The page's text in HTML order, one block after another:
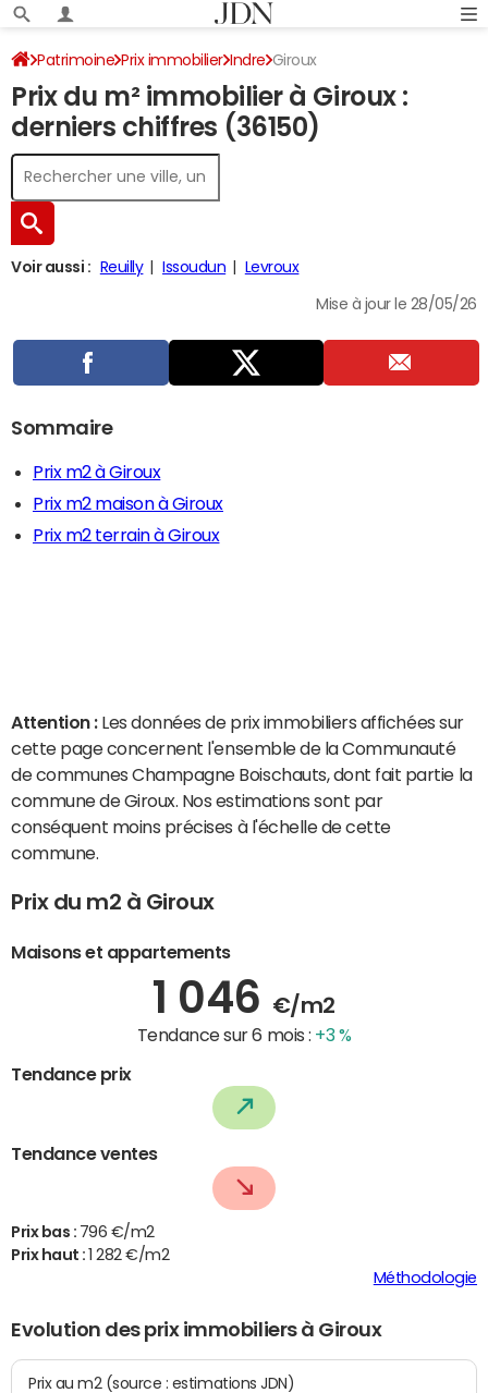
Patrimoine Prix immobilier Indre Giroux
Prix du m² immobilier à Giroux :
derniers chiffres (36150)
Voir aussi : Reuilly Issoudun Levroux
Mise à jour le 28/05/26
Sommaire
Prix m2 à Giroux
Prix m2 maison à Giroux
Prix m2 terrain à Giroux
Attention : Les données de prix immobiliers affichées sur
cette page concernent l'ensemble de la Communauté
de communes Champagne Boischauts, dont fait partie la
commune de Giroux. Nos estimations sont par
conséquent moins précises à l'échelle de cette
commune.
Prix du m2 à Giroux
Maisons et appartements
1 046 €/m2
Tendance sur 6 mois : +3 %
Tendance prix
Tendance ventes
Prix bas : 796 €/m2
Prix haut :
1 282 €/m2
Méthodologie
Evolution des prix immobiliers à Giroux
Prix au m2 (source : estimations JDN)